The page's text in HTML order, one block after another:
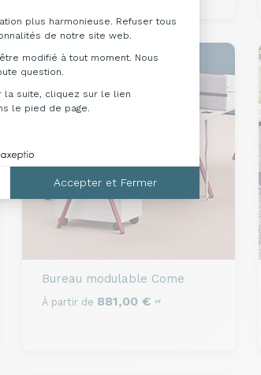
plus harmonieuse. Refuser tous
de notre site web.
modifié à tout moment. Nous
question.
la suite, cliquez sur le lien
le pied de page.
Accepter et Fermer
Bureau modulable Come
À partir de 881,00 € HT